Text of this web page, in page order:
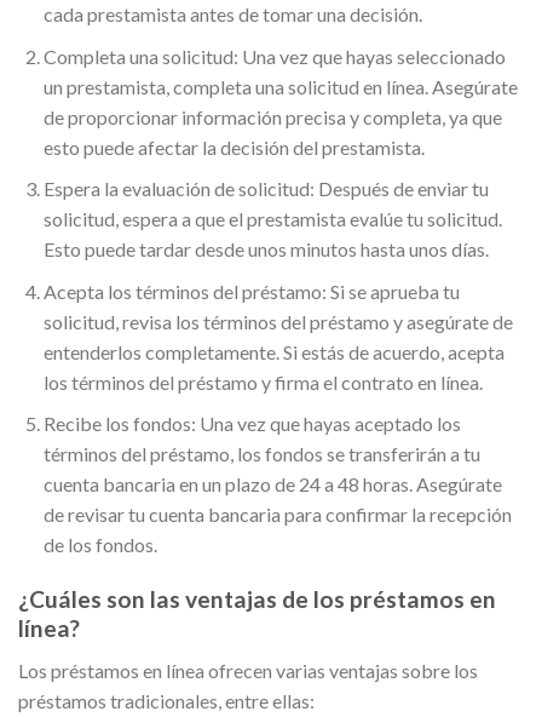
cada prestamista antes de tomar una decisión.
Completa una solicitud: Una vez que hayas seleccionado
un prestamista, completa una solicitud en línea. Asegúrate
de proporcionar información precisa y completa, ya que
esto puede afectar la decisión del prestamista.
Espera la evaluación de solicitud: Después de enviar tu
solicitud, espera a que el prestamista evalúe tu solicitud.
Esto puede tardar desde unos minutos hasta unos días.
Acepta los términos del préstamo: Si se aprueba tu
solicitud, revisa los términos del préstamo y asegúrate de
entenderlos completamente. Si estás de acuerdo, acepta
los términos del préstamo y firma el contrato en línea.
Recibe los fondos: Una vez que hayas aceptado los
términos del préstamo, los fondos se transferirán a tu
cuenta bancaria en un plazo de 24 a 48 horas. Asegúrate
de revisar tu cuenta bancaria para confirmar la recepción
de los fondos.
¿Cuáles son las ventajas de los préstamos en
línea?
Los préstamos en línea ofrecen varias ventajas sobre los
préstamos tradicionales, entre ellas: